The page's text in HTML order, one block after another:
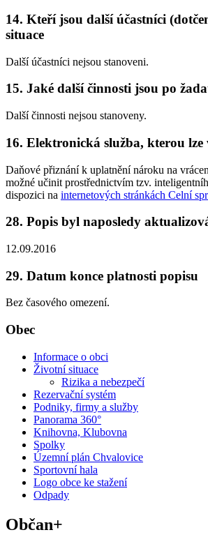
14. Kteří jsou další účastníci
situace
Další účastníci nejsou stanoveni.
15. Jaké další činnosti jsou po
Další činnosti nejsou stanoveny.
16. Elektronická služba, kterou lze
Daňové přiznání k uplatnění nároku na
možné učinit prostřednictvím tzv.
dispozici na internetových stránkách Celní
28. Popis byl naposledy
12.09.2016
29. Datum konce platnosti popisu
Bez časového omezení.
Obec
Informace o obci
Životní situace
Rizika a nebezpečí
Rezervační systém
Podniky, firmy a služby
Panorama 360°
Knihovna, Klubovna
Spolky
Územní plán Chvalovice
Sportovní hala
Logo obce ke stažení
Odpady
Občan+